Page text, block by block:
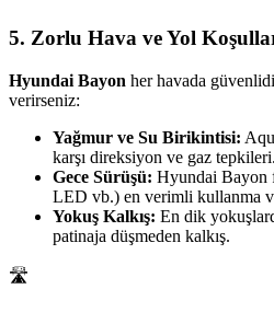
5. Zorlu Hava ve Yol
Hyundai Bayon her havada
verirseniz:
Yağmur ve Su Birikintisi:
karşı direksiyon ve gaz tepkileri.
Gece Sürüşü: Hyundai Bayon
LED vb.) en verimli kullanma
Yokuş Kalkış: En dik
patinaja düşmeden kalkış.
🛣️